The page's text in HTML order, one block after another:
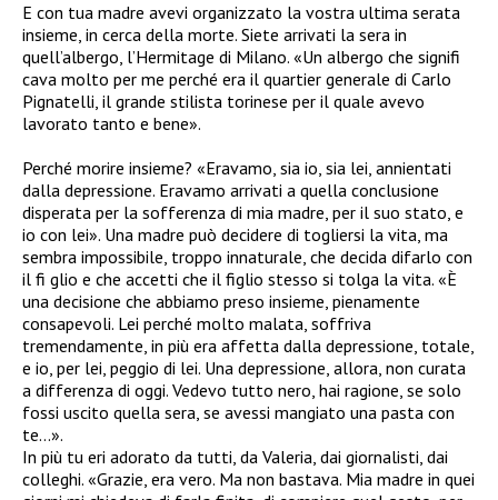
E con tua madre avevi organizzato la vostra ultima serata
insieme, in cerca della morte. Siete arrivati la sera in
quell’albergo, l’Hermitage di Milano. «Un albergo che signifi
cava molto per me perché era il quartier generale di Carlo
Pignatelli, il grande stilista torinese per il quale avevo
lavorato tanto e bene».
Perché morire insieme? «Eravamo, sia io, sia lei, annientati
dalla depressione. Eravamo arrivati a quella conclusione
disperata per la sofferenza di mia madre, per il suo stato, e
io con lei». Una madre può decidere di togliersi la vita, ma
sembra impossibile, troppo innaturale, che decida difarlo con
il fi glio e che accetti che il figlio stesso si tolga la vita. «È
una decisione che abbiamo preso insieme, pienamente
consapevoli. Lei perché molto malata, soffriva
tremendamente, in più era affetta dalla depressione, totale,
e io, per lei, peggio di lei. Una depressione, allora, non curata
a differenza di oggi. Vedevo tutto nero, hai ragione, se solo
fossi uscito quella sera, se avessi mangiato una pasta con
te…».
In più tu eri adorato da tutti, da Valeria, dai giornalisti, dai
colleghi. «Grazie, era vero. Ma non bastava. Mia madre in quei